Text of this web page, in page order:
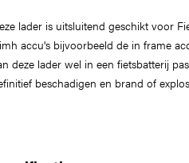
lader is uitsluitend geschikt voor
accu's bijvoorbeeld de in frame
deze lader wel in een fietsbatterij
beschadigen en brand of